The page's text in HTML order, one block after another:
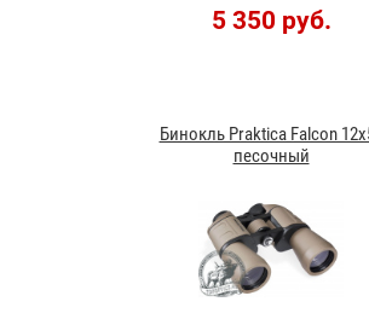
5 350 руб.
Бинокль Praktica Falcon
песочный